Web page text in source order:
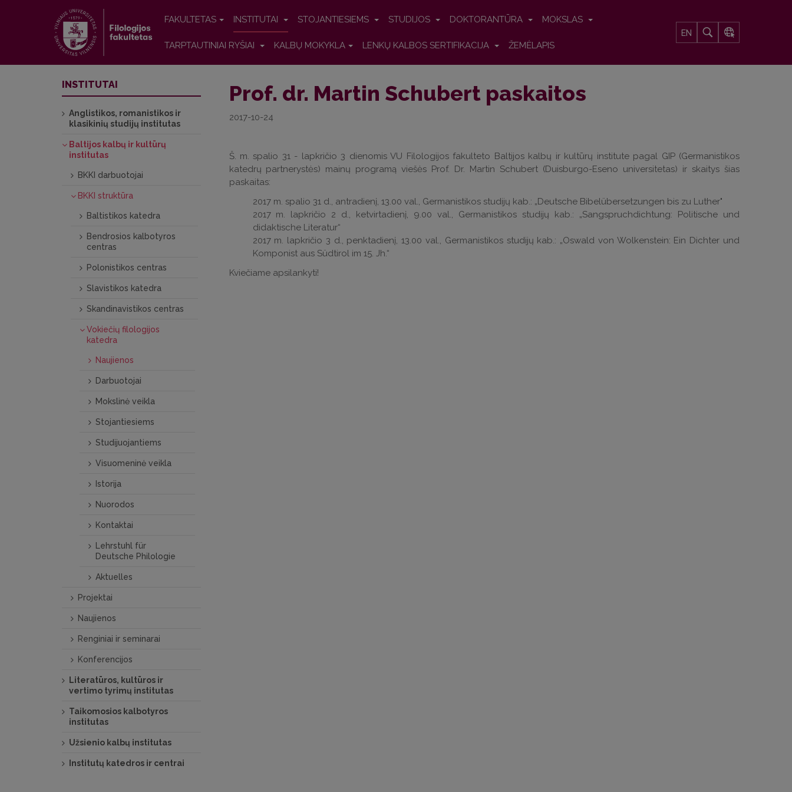
FAKULTETAS INSTITUTAI STOJANTIESIEMS STUDIJOS DOKTORANTŪRA MOKSLAS
TARPTAUTINIAI RYŠIAI KALBŲ MOKYKLA LENKŲ KALBOS SERTIFIKACIJA ŽEMĖLAPIS
EN
Prof. dr. Martin Schubert paskaitos
2017-10-24
Š. m. spalio 31 - lapkričio 3 dienomis VU Filologijos fakulteto Baltijos kalbų ir kultūrų institute pagal GIP (Germanistikos
katedrų partnerystės) mainų programą viešės Prof. Dr. Martin Schubert (Duisburgo-Eseno universitetas) ir skaitys šias
paskaitas:
2017 m. spalio 31 d., antradienį, 13.00 val., Germanistikos studijų kab.: „Deutsche Bibelübersetzungen bis zu Luther"
2017 m. lapkričio 2 d., ketvirtadienį, 9.00 val., Germanistikos studijų kab.: „Sangspruchdichtung: Politische und
didaktische Literatur“
2017 m. lapkričio 3 d., penktadienį, 13.00 val., Germanistikos studijų kab.: „Oswald von Wolkenstein: Ein Dichter und
Komponist aus Südtirol im 15. Jh.“
Kviečiame apsilankyti!
INSTITUTAI
Anglistikos, romanistikos ir
klasikinių studijų institutas
Baltijos kalbų ir kultūrų
institutas
BKKI darbuotojai
BKKI struktūra
Baltistikos katedra
Bendrosios kalbotyros
centras
Polonistikos centras
Slavistikos katedra
Skandinavistikos centras
Vokiečių filologijos
katedra
Naujienos
Darbuotojai
Mokslinė veikla
Stojantiesiems
Studijuojantiems
Visuomeninė veikla
Istorija
Nuorodos
Kontaktai
Lehrstuhl für
Deutsche Philologie
Aktuelles
Projektai
Naujienos
Renginiai ir seminarai
Konferencijos
Literatūros, kultūros ir
vertimo tyrimų institutas
Taikomosios kalbotyros
institutas
Užsienio kalbų institutas
Institutų katedros ir centrai